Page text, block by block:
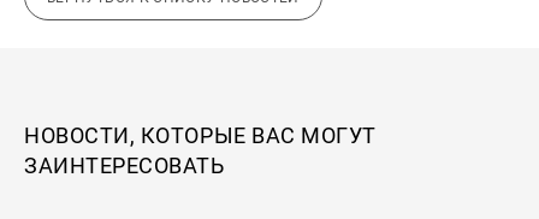
НОВОСТИ, КОТОРЫЕ ВАС МОГУТ
ЗАИНТЕРЕСОВАТЬ